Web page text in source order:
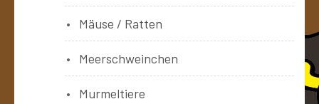
Mäuse / Ratten
Meerschweinchen
Murmeltiere